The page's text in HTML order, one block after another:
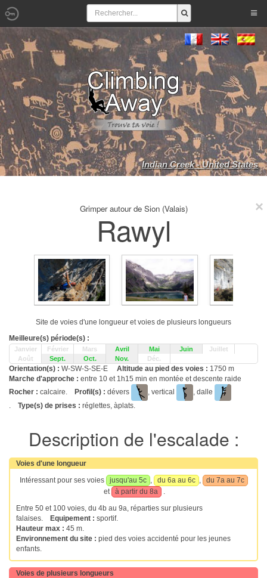
Indian Creek - United States
Grimper autour de Sion (Valais)
Rawyl
Site de voies d'une longueur et voies de plusieurs longueurs
Meilleure(s) période(s) :
Janvier Février Mars Avril Mai Juin
Juillet
Août
Sept. Oct. Nov. Déc.
Orientation(s) : W-SW-S-SE-E Altitude au pied des voies : 1750 m
Marche d'approche : entre 10 et 1h15 min en montée et descente raide
Rocher : calcaire. Profil(s) : dévers , vertical
, dalle
. Type(s) de prises : réglettes, àplats.
Description de l'escalade :
Voies d'une longueur
Intéressant pour ses voies
jusqu'au 5c , du 6a au 6c ,
du 7a au 7c
et à partir du 8a
.
Entre 50 et 100 voies, du 4b au 9a, réparties sur plusieurs
falaises.
Equipement : sportif.
Hauteur max : 45 m.
Environnement du site : pied des voies accidenté pour les jeunes
enfants.
Voies de plusieurs longueurs